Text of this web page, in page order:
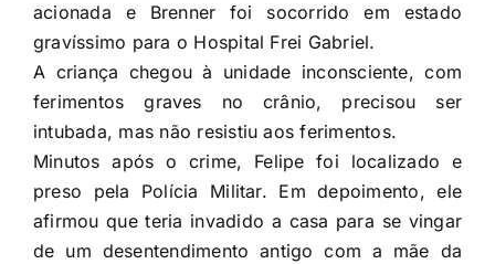
acionada e Brenner foi socorrido em estado
gravíssimo para o Hospital Frei Gabriel.
A criança chegou à unidade inconsciente, com
ferimentos graves no crânio, precisou ser
intubada, mas não resistiu aos ferimentos.
Minutos após o crime, Felipe foi localizado e
preso pela Polícia Militar. Em depoimento, ele
afirmou que teria invadido a casa para se vingar
de um desentendimento antigo com a mãe da